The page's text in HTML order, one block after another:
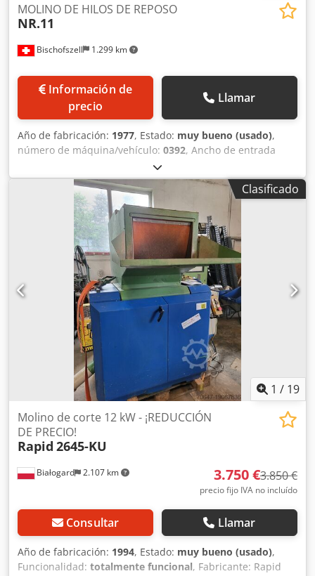
Bischofszell 1.299 km
MOLINO DE HILOS DE REPOSO
NR.11
Información de
precio
Llamar
Año de fabricación: 1977, Estado: muy bueno (usado),
número de máquina/vehículo: 0392, Ancho de entrada
(mm): 500 kW: 7,5 A: 380 Crodpfx Ahjdt Rthsaef
Clasificado
1 / 19
Białogard 2.107 km
Molino de corte 12 kW - ¡REDUCCIÓN
DE PRECIO!
Rapid 2645-KU
3.750 €3.850 €
precio fijo IVA no incluído
Consultar Llamar
Año de fabricación: 1994, Estado: muy bueno (usado),
Funcionalidad: totalmente funcional, Fabricante: Rapid